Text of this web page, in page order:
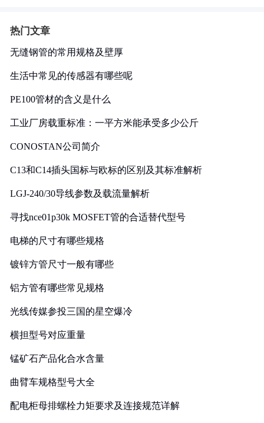
热门文章
无缝钢管的常用规格及壁厚
生活中常见的传感器有哪些呢
PE100管材的含义是什么
工业厂房载重标准：一平方米能承受多少公斤
CONOSTAN公司简介
C13和C14插头国标与欧标的区别及其标准解析
LGJ-240/30导线参数及载流量解析
寻找nce01p30k MOSFET管的合适替代型号
电梯的尺寸有哪些规格
镀锌方管尺寸一般有哪些
铝方管有哪些常见规格
光线传媒参投三国的星空爆冷
横担型号对应重量
锰矿石产品化合水含量
曲臂车规格型号大全
配电柜母排螺栓力矩要求及连接规范详解